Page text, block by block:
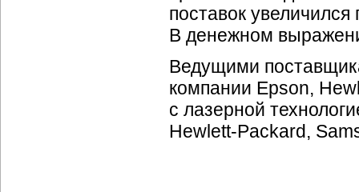
поставок
В денежном
Ведущими
компании Epson,
с лазерной
Hewlett-Packard,